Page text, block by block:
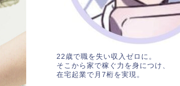
22歳で職を失い収入ゼロに。
そこから家で稼ぐ力を身につけ、
在宅起業で月7桁を実現。